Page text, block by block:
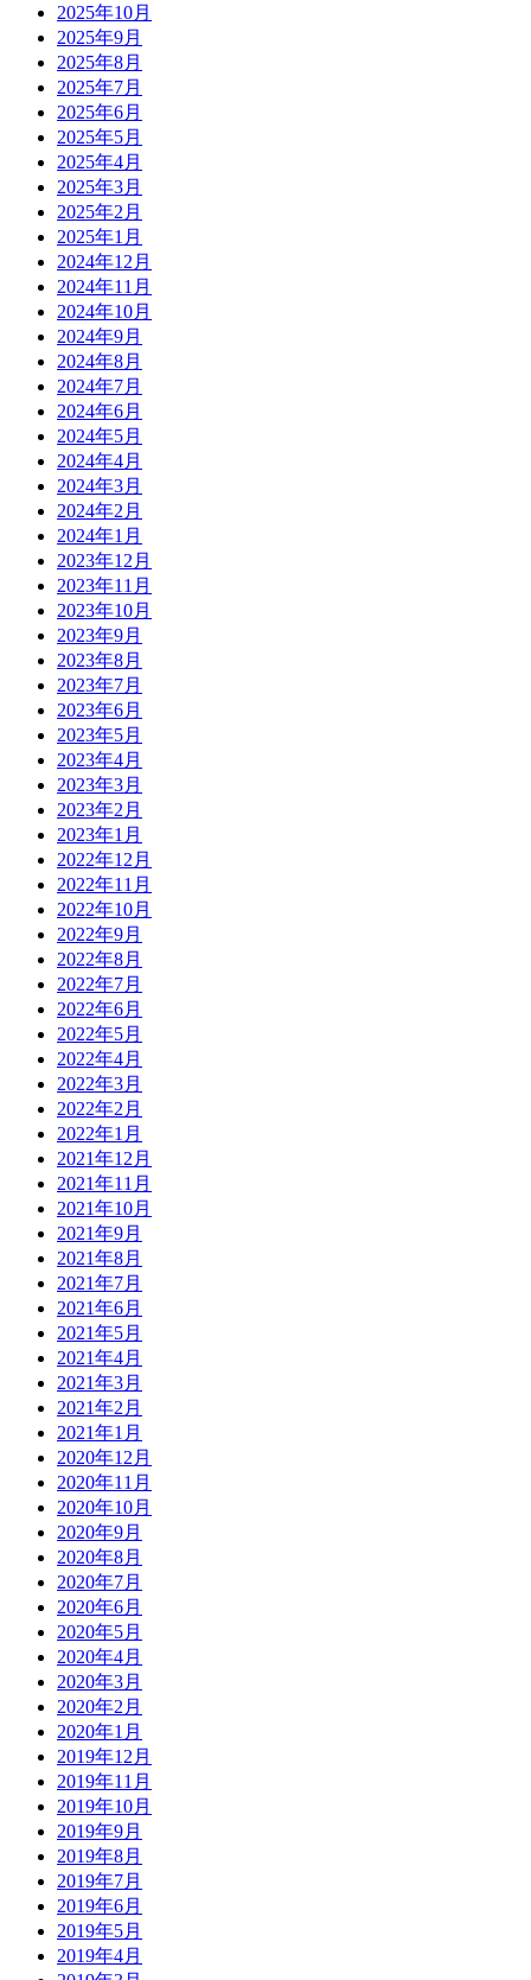
2025年10月
2025年9月
2025年8月
2025年7月
2025年6月
2025年5月
2025年4月
2025年3月
2025年2月
2025年1月
2024年12月
2024年11月
2024年10月
2024年9月
2024年8月
2024年7月
2024年6月
2024年5月
2024年4月
2024年3月
2024年2月
2024年1月
2023年12月
2023年11月
2023年10月
2023年9月
2023年8月
2023年7月
2023年6月
2023年5月
2023年4月
2023年3月
2023年2月
2023年1月
2022年12月
2022年11月
2022年10月
2022年9月
2022年8月
2022年7月
2022年6月
2022年5月
2022年4月
2022年3月
2022年2月
2022年1月
2021年12月
2021年11月
2021年10月
2021年9月
2021年8月
2021年7月
2021年6月
2021年5月
2021年4月
2021年3月
2021年2月
2021年1月
2020年12月
2020年11月
2020年10月
2020年9月
2020年8月
2020年7月
2020年6月
2020年5月
2020年4月
2020年3月
2020年2月
2020年1月
2019年12月
2019年11月
2019年10月
2019年9月
2019年8月
2019年7月
2019年6月
2019年5月
2019年4月